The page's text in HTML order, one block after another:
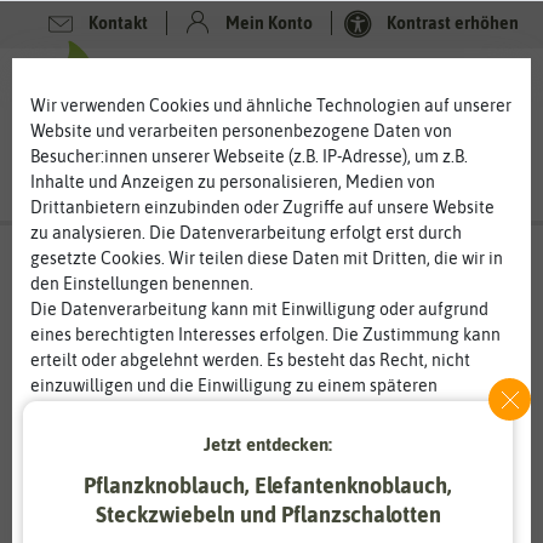
Kontakt Mein Konto Kontrast erhöhen
Wir verwenden Cookies und ähnliche Technologien auf unserer
Website und verarbeiten personenbezogene Daten von
Besucher:innen unserer Webseite (z.B. IP-Adresse), um z.B.
Inhalte und Anzeigen zu personalisieren, Medien von
Drittanbietern einzubinden oder Zugriffe auf unsere Website
zu analysieren. Die Datenverarbeitung erfolgt erst durch
gesetzte Cookies. Wir teilen diese Daten mit Dritten, die wir in
den Einstellungen benennen.
Die Datenverarbeitung kann mit Einwilligung oder aufgrund
eines berechtigten Interesses erfolgen. Die Zustimmung kann
erteilt oder abgelehnt werden. Es besteht das Recht, nicht
einzuwilligen und die Einwilligung zu einem späteren
Informationen zur Verwendung personenbezogener Daten und
Essenziell Statistik
Jetzt entdecken:
Pflanzknoblauch, Elefantenknoblauch,
Steckzwiebeln und Pflanzschalotten